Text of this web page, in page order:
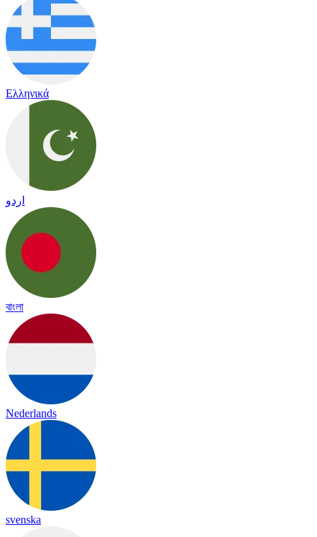
Ελληνικά
اردو
বাংলা
Nederlands
svenska